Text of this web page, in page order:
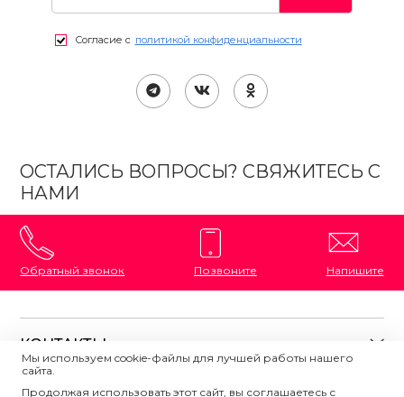
Согласие с политикой конфиденциальности
ОСТАЛИСЬ ВОПРОСЫ? СВЯЖИТЕСЬ С
НАМИ
Обратный звонок Позвоните Напишите
КОНТАКТЫ
8 (800) 333-87-72
Мы используем cookie-файлы для лучшей работы нашего
сайта.
Продолжая использовать этот сайт, вы соглашаетесь с